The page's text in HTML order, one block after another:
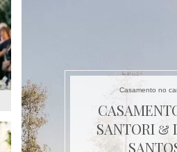
Casamento no
SANTORI &